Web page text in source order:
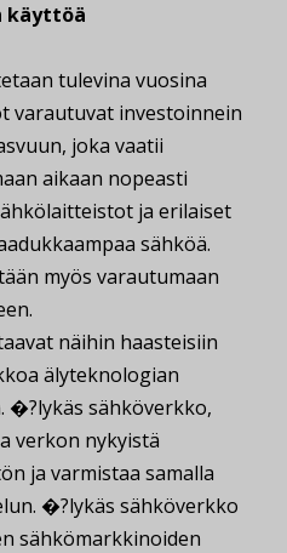
käyttöä
tulevina vuosina
varautuvat investoinnein
joka vaatii
aikaan nopeasti
ja erilaiset
sähköä.
myös varautumaan
näihin haasteisiin
älyteknologian
�?lykäs sähköverkko,
verkon nykyistä
ja varmistaa samalla
�?lykäs sähköverkko
sähkömarkkinoiden